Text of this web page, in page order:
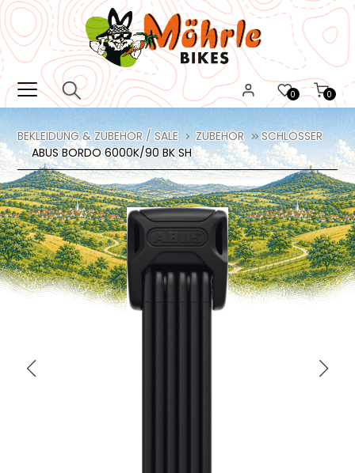
0
0
BEKLEIDUNG & ZUBEHÖR / SALE ZUBEHÖR
SCHLÖSSER
ABUS BORDO 6000K/90 BK SH